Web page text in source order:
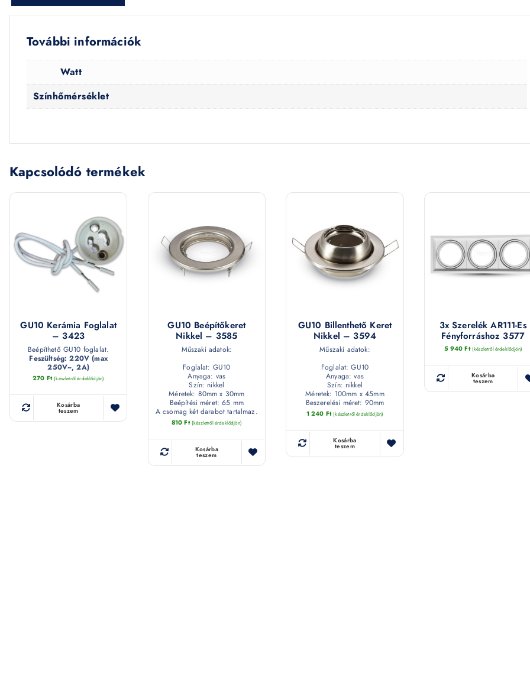
További információk
Watt
Színhőmérséklet
Kapcsolódó termékek
GU10 Kerámia Foglalat
– 3423
Beépíthető GU10 foglalat.
Feszültség: 220V (max
250V~, 2A)
270 Ft (készletről érdeklődjön)
Kosárba
teszem
GU10 Beépítőkeret
Nikkel – 3585
Műszaki adatok:
Foglalat: GU10
Anyaga: vas
Szín: nikkel
Méretek: 80mm x 30mm
Beépítési méret: 65 mm
A csomag két darabot tartalmaz.
810Ft (készletről érdeklődjön)
Kosárba
teszem
GU10 Billenthető Keret
Nikkel – 3594
Műszaki adatok:
Foglalat: GU10
Anyaga: vas
Szín: nikkel
Méretek: 100mm x 45mm
Beszerelési méret: 90mm
1 240 Ft (készletről érdeklődjön)
Kosárba
teszem
3x Szerelék AR111-Es
Fényforráshoz 3577
5 940Ft (készletről érdeklődjön)
Kosárba
teszem